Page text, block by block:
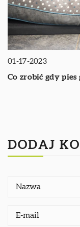
01-17-2023
Co zrobić gdy pies
DODAJ